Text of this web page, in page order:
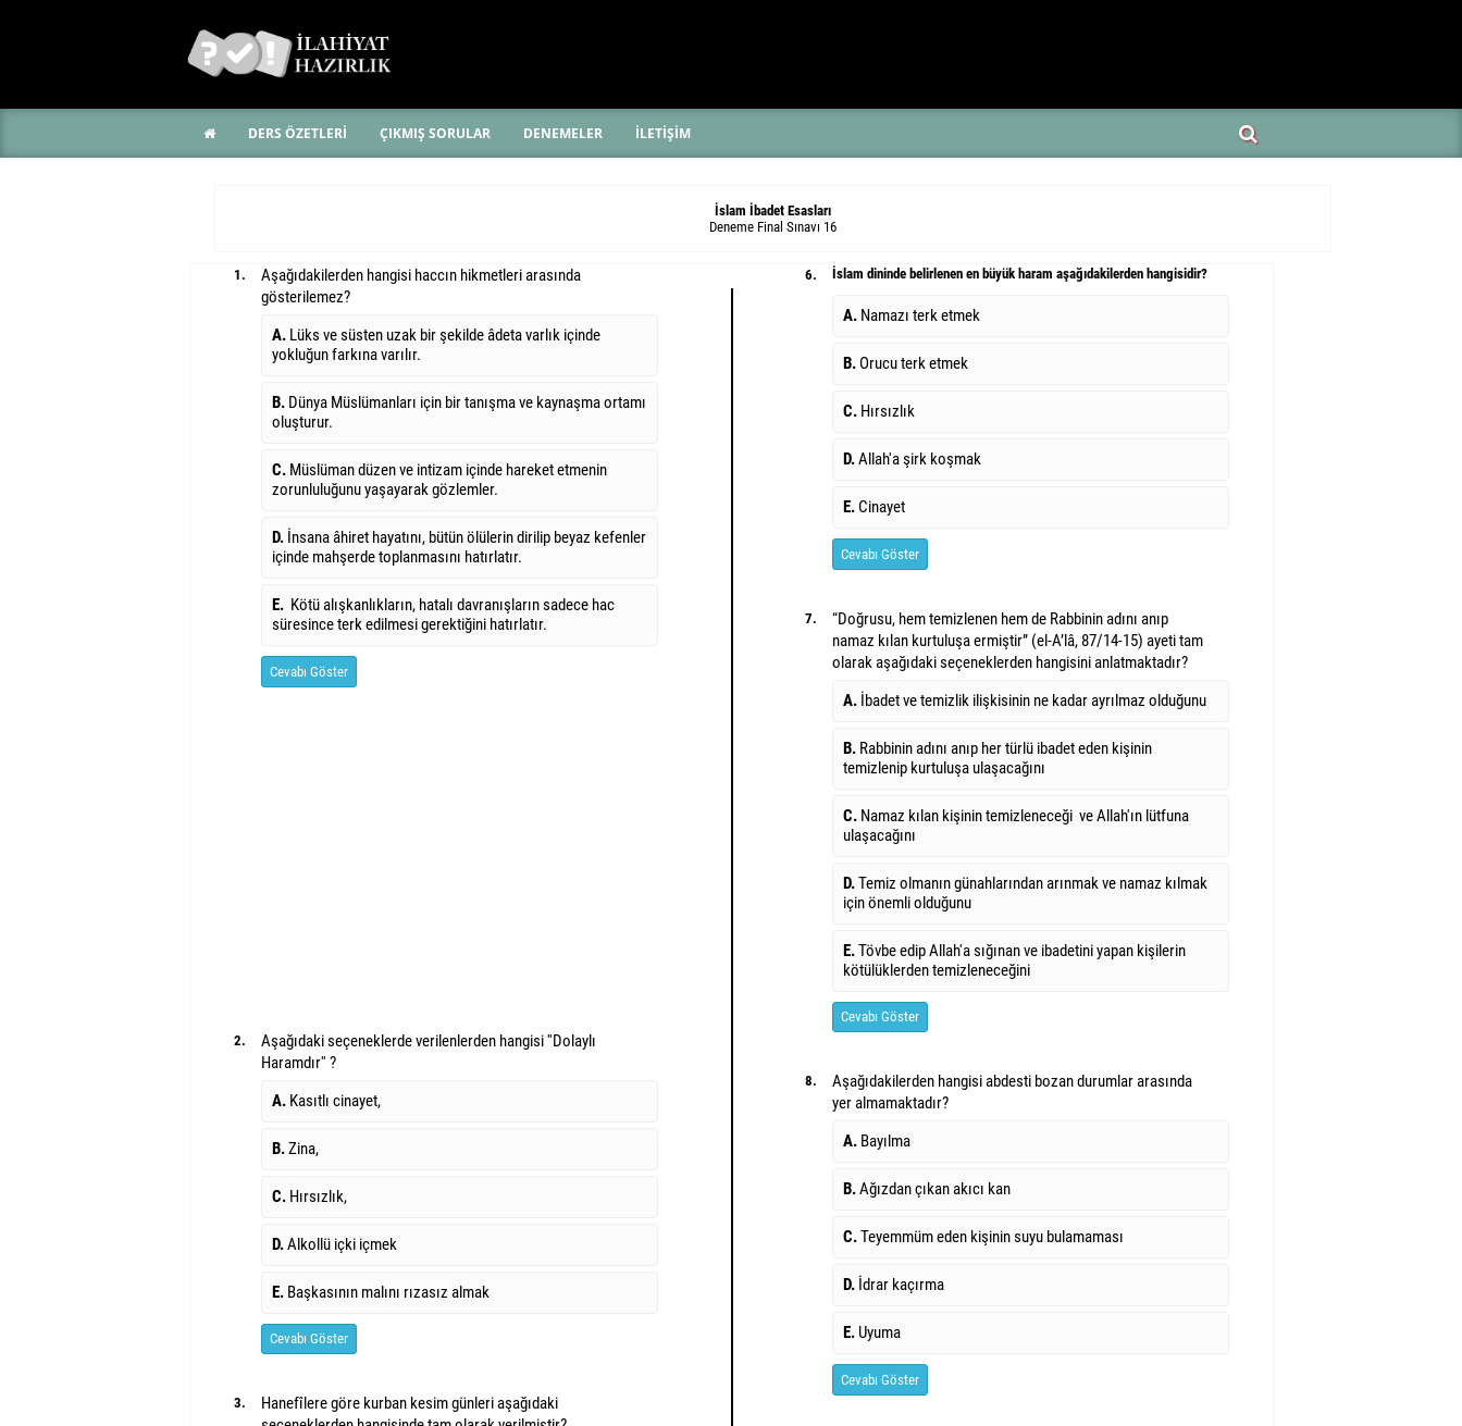
DERS ÖZETLERİ ÇIKMIŞ SORULAR DENEMELER İLETİŞİM
İslam İbadet Esasları
Deneme Final Sınavı 16
1.
Aşağıdakilerden hangisi haccın hikmetleri arasında
gösterilemez?
A. Lüks ve süsten uzak bir şekilde âdeta varlık içinde
yokluğun farkına varılır.
B. Dünya Müslümanları için bir tanışma ve kaynaşma ortamı
oluşturur.
C. Müslüman düzen ve intizam içinde hareket etmenin
zorunluluğunu yaşayarak gözlemler.
D. İnsana âhiret hayatını, bütün ölülerin dirilip beyaz kefenler
içinde mahşerde toplanmasını hatırlatır.
E. Kötü alışkanlıkların, hatalı davranışların sadece hac
süresince terk edilmesi gerektiğini hatırlatır.
Cevabı Göster
2.
Aşağıdaki seçeneklerde verilenlerden hangisi ''Dolaylı
Haramdır'' ?
A. Kasıtlı cinayet,
B.Zina,
C. Hırsızlık,
D.Alkollü içki içmek
E. Başkasının malını rızasız almak
Cevabı Göster
3.
Hanefîlere göre kurban kesim günleri aşağıdaki
6. İslam dininde belirlenen en büyük haram aşağıdakilerden hangisidir?
A. Namazı terk etmek
B. Orucu terk etmek
C. Hırsızlık
D.Allah'a şirk koşmak
E.Cinayet
Cevabı Göster
7.
“Doğrusu, hem temizlenen hem de Rabbinin adını anıp
namaz kılan kurtuluşa ermiştir” (el-A’lâ, 87/14-15) ayeti tam
olarak aşağıdaki seçeneklerden hangisini anlatmaktadır?
A. İbadet ve temizlik ilişkisinin ne kadar ayrılmaz olduğunu
B. Rabbinin adını anıp her türlü ibadet eden kişinin
temizlenip kurtuluşa ulaşacağını
C. Namaz kılan kişinin temizleneceği ve Allah'ın lütfuna
ulaşacağını
D.Temiz olmanın günahlarından arınmak ve namaz kılmak
için önemli olduğunu
E.Tövbe edip Allah'a sığınan ve ibadetini yapan kişilerin
kötülüklerden temizleneceğini
Cevabı Göster
8.
Aşağıdakilerden hangisi abdesti bozan durumlar arasında
yer almamaktadır?
A. Bayılma
B.Ağızdan çıkan akıcı kan
C.Teyemmüm eden kişinin suyu bulamaması
D. İdrar kaçırma
E. Uyuma
Cevabı Göster